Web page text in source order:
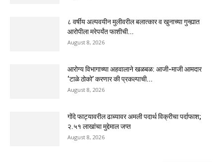
८ वर्षीय अल्पवयीन मुलीवरील बलात्कार व खुनाच्या गुन्ह्यात
आरोपीला मरेपर्यंत फाशीची...
August 8, 2026
आरोग्य विभागाच्या अहवालाने खळबळ: आजी-माजी आमदार
‘टाळे ठोको’ करणार की प्रकल्पाची...
August 8, 2026
गोंदे फाट्यावरील ढाब्यावर अमली पदार्थ विक्रीचा पर्दाफाश;
२.५१ लाखांचा मुद्देमाल जप्त
August 8, 2026